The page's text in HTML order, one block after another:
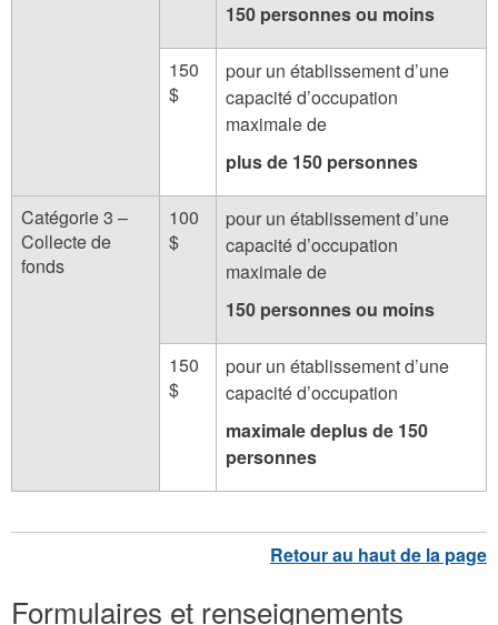
150 personnes ou moins
150
$
pour un établissement d’une
capacité d’occupation
maximale de
plus de 150 personnes
Catégorie 3 –
Collecte de
fonds
100
$
pour un établissement d’une
capacité d’occupation
maximale de
150 personnes ou moins
150
$
pour un établissement d’une
capacité d’occupation
maximale deplus de 150
personnes
Formulaires et renseignements